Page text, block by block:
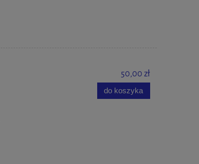
50,00 zł
do koszyka